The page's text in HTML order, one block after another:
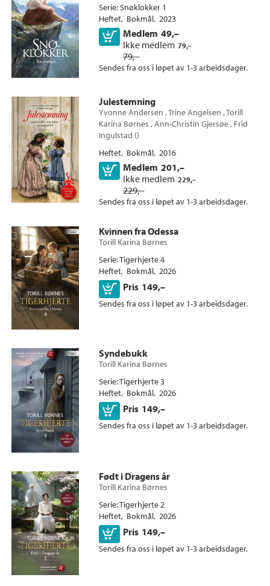
Serie Snøklokker 1
Heftet Bokmål 2023
Medlem 49,–
Ikke medlem 79,–
79,–
Kjøp
Sendes fra oss i løpet av 1-3 arbeidsdager.
Julestemning
Yvonne Andersen ,Trine Angelsen ,Torill
Karina Børnes ,Ann-Christin Gjersøe, Frid
Ingulstad ()
Heftet Bokmål 2016
Medlem 201,–
Ikke medlem 229,–
229,–
Kjøp
Sendes fra oss i løpet av 1-3 arbeidsdager.
Kvinnen fra Odessa
Torill Karina Børnes
Serie Tigerhjerte 4
Heftet Bokmål 2026
Pris 149,–
Kjøp
Sendes fra oss i løpet av 1-3 arbeidsdager.
Syndebukk
Torill Karina Børnes
Serie Tigerhjerte 3
Heftet Bokmål 2026
Pris 149,–
Kjøp
Sendes fra oss i løpet av 1-3 arbeidsdager.
Født i Dragens år
Torill Karina Børnes
Serie Tigerhjerte 2
Heftet Bokmål 2026
Pris 149,–
Kjøp
Sendes fra oss i løpet av 1-3 arbeidsdager.